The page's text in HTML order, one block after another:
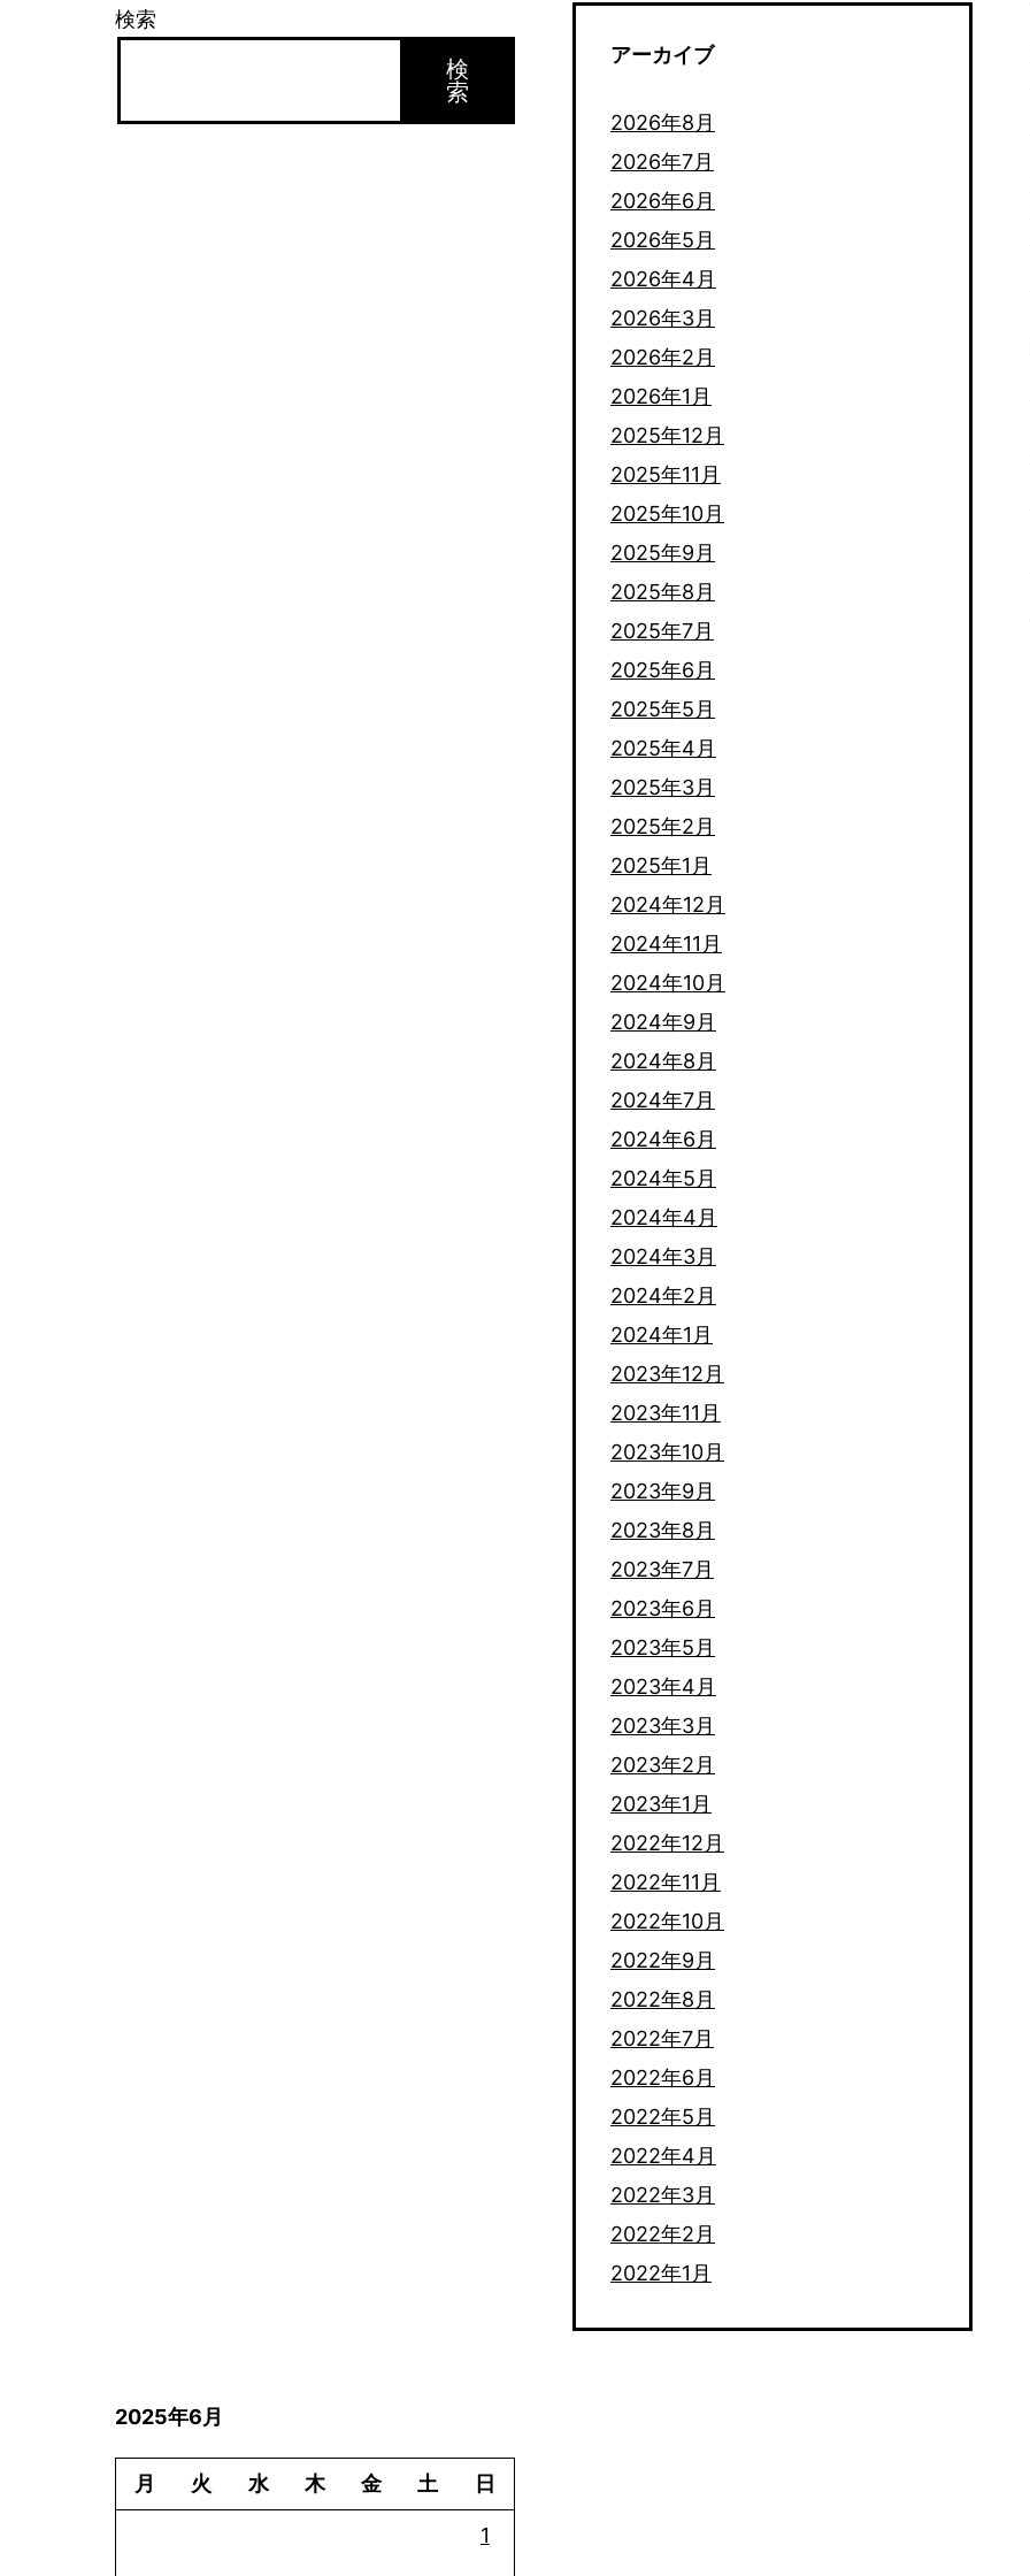
検索
検
索
アーカイブ
2026年8月
2026年7月
2026年6月
2026年5月
2026年4月
2026年3月
2026年2月
2026年1月
2025年12月
2025年11月
2025年10月
2025年9月
2025年8月
2025年7月
2025年6月
2025年5月
2025年4月
2025年3月
2025年2月
2025年1月
2024年12月
2024年11月
2024年10月
2024年9月
2024年8月
2024年7月
2024年6月
2024年5月
2024年4月
2024年3月
2024年2月
2024年1月
2023年12月
2023年11月
2023年10月
2023年9月
2023年8月
2023年7月
2023年6月
2023年5月
2023年4月
2023年3月
2023年2月
2023年1月
2022年12月
2022年11月
2022年10月
2022年9月
2022年8月
2022年7月
2022年6月
2022年5月
2022年4月
2022年3月
2022年2月
2022年1月
2025年6月
月 火 水 木 金 土 日
1